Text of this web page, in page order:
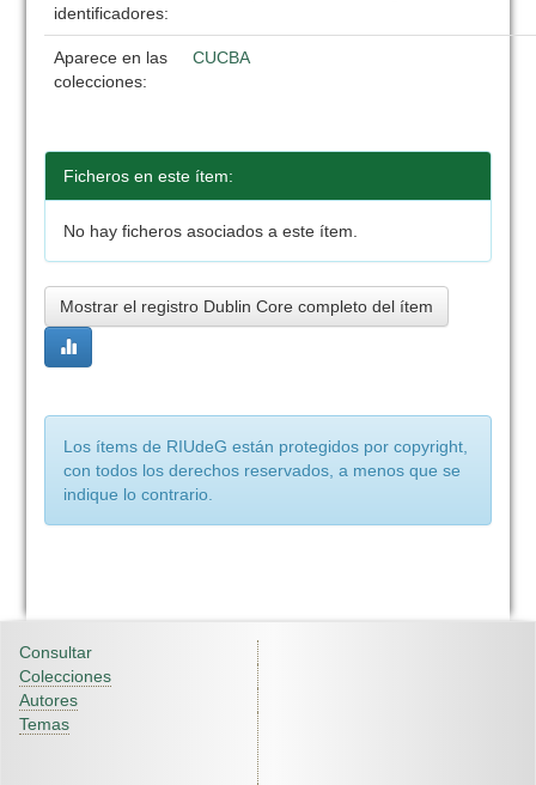
identificadores:
Aparece en las
colecciones:
CUCBA
Ficheros en este ítem:
No hay ficheros asociados a este ítem.
Mostrar el registro Dublin Core completo del ítem
Los ítems de RIUdeG están protegidos por copyright,
con todos los derechos reservados, a menos que se
indique lo contrario.
Consultar
Colecciones
Autores
Temas